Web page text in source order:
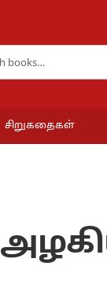
சிறுகதைகள்